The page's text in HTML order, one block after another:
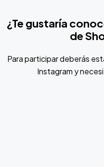
¿Te gustaría
de
Para participar deberás
Instagram y